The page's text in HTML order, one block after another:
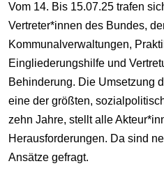
Vom 14. Bis 15.07.25 trafen
Vertreter*innen des Bundes,
Kommunalverwaltungen,
Eingliederungshilfe und
Behinderung. Die Umsetzung
eine der größten,
zehn Jahre, stellt alle
Herausforderungen. Da sind
Ansätze gefragt.